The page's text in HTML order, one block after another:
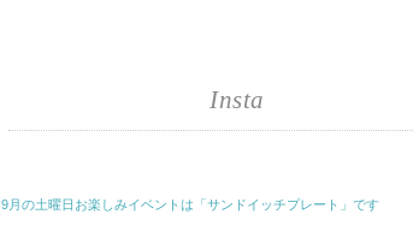
Insta
月の土曜日お楽しみイベントは「サンドイッチプレート」です